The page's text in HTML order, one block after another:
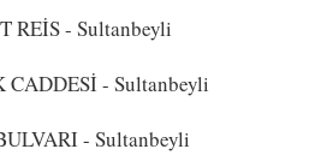
REİS- Sultanbeyli
CADDESİ- Sultanbeyli
- Sultanbeyli